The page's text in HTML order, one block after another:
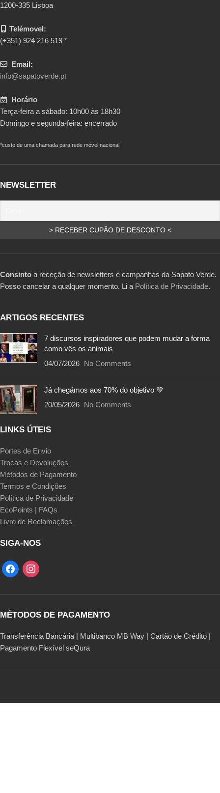
1200-335 Lisboa
Telémovel:
(+351) 924 216 519 *
Email:
info@sapatoverde.pt
Horário
Terça-feira a sábado: 10h00 às 18h30
Domingo e segunda-feira: encerrado
*custo de uma chamada para rede móvel nacional
NEWSLETTER
Consinto a receção de newsletters e campanhas da Sapato Verde.
Posso cancelar a qualquer momento. Li a Política de Privacidade.
ARTIGOS RECENTES
7 discursos inspiradores que podem mudar a forma
como vês os animais
04/07/2026 No Comments
Já chegámos aos 70% do objetivo 💚
20/05/2026 No Comments
LINKS ÚTEIS
Portes de Envio
Trocas e Devoluções
Métodos de Pagamento
Termos e Condições
Política de Privacidade
EcoPoints | FAQs
Livro de Reclamações
SIGA-NOS
MÉTODOS DE PAGAMENTO
Transferência Bancária | Multibanco MB Way | Cartão de Crédito |
Pagamento Flexível seQura